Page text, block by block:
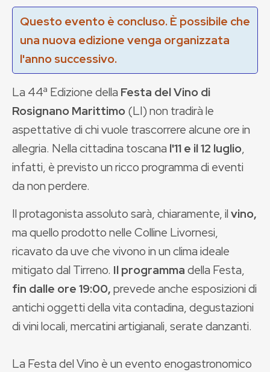
Questo evento è concluso. È possibile che
una nuova edizione venga organizzata
l'anno successivo.
La 44ª Edizione della Festa del Vino di
Rosignano Marittimo(LI) non tradirà le
aspettative di chi vuole trascorrere alcune ore in
allegria. Nella cittadina toscana l'11 e il 12 luglio,
infatti, è previsto un ricco programma di eventi
da non perdere.
Il protagonista assoluto sarà, chiaramente, ilvino,
ma quello prodotto nelle Colline Livornesi,
ricavato da uve che vivono in un clima ideale
mitigato dal Tirreno. Il programmadella Festa,
fin dalle ore 19:00,prevede anche esposizioni di
antichi oggetti della vita contadina, degustazioni
di vini locali, mercatini artigianali, serate danzanti.
La Festa del Vino è un evento enogastronomico